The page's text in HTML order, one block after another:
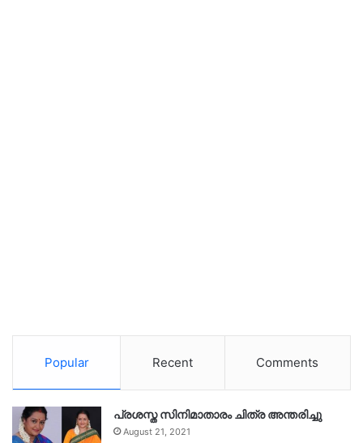
Popular Recent Comments
പ്രശസ്ത സിനിമാതാരം ചിത്ര അന്തരിച്ചു
August 21, 2021